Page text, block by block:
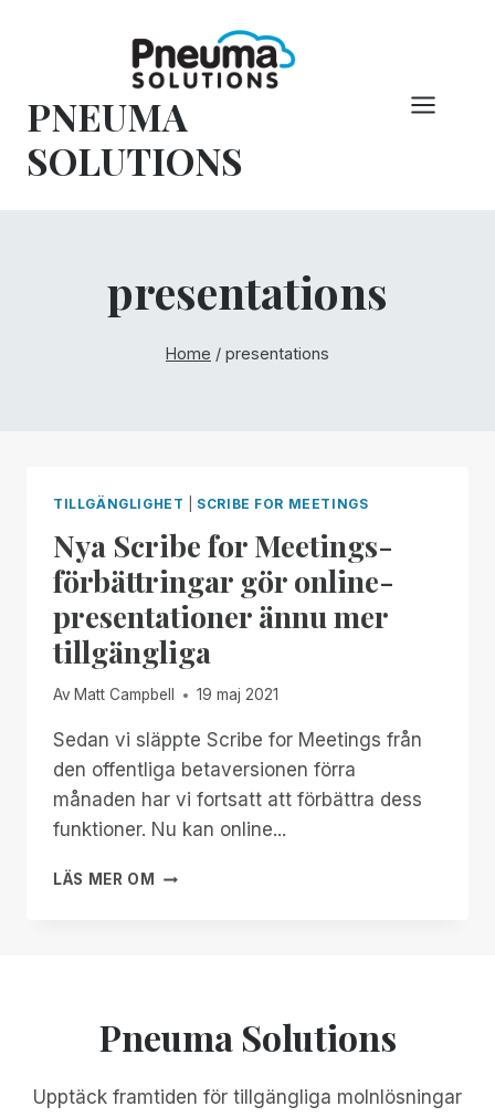
PNEUMA
SOLUTIONS
presentations
Home / presentations
TILLGÄNGLIGHET SCRIBE FOR MEETINGS
Nya Scribe for Meetings-
förbättringar gör online-
presentationer ännu mer
tillgängliga
Av Matt Campbell 19 maj 2021
Sedan vi släppte Scribe for Meetings från
den offentliga betaversionen förra
månaden har vi fortsatt att förbättra dess
funktioner. Nu kan online...
LÄS MER OM
NYA
PRESENTATIONER
TILLGÄNGLIGA
Pneuma Solutions
Upptäck framtiden för tillgängliga molnlösningar